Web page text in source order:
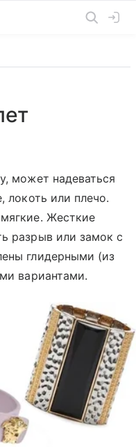
может надеваться
локоть или плечо.
Жесткие
разрыв или замок с
глидерными (из
вариантами.